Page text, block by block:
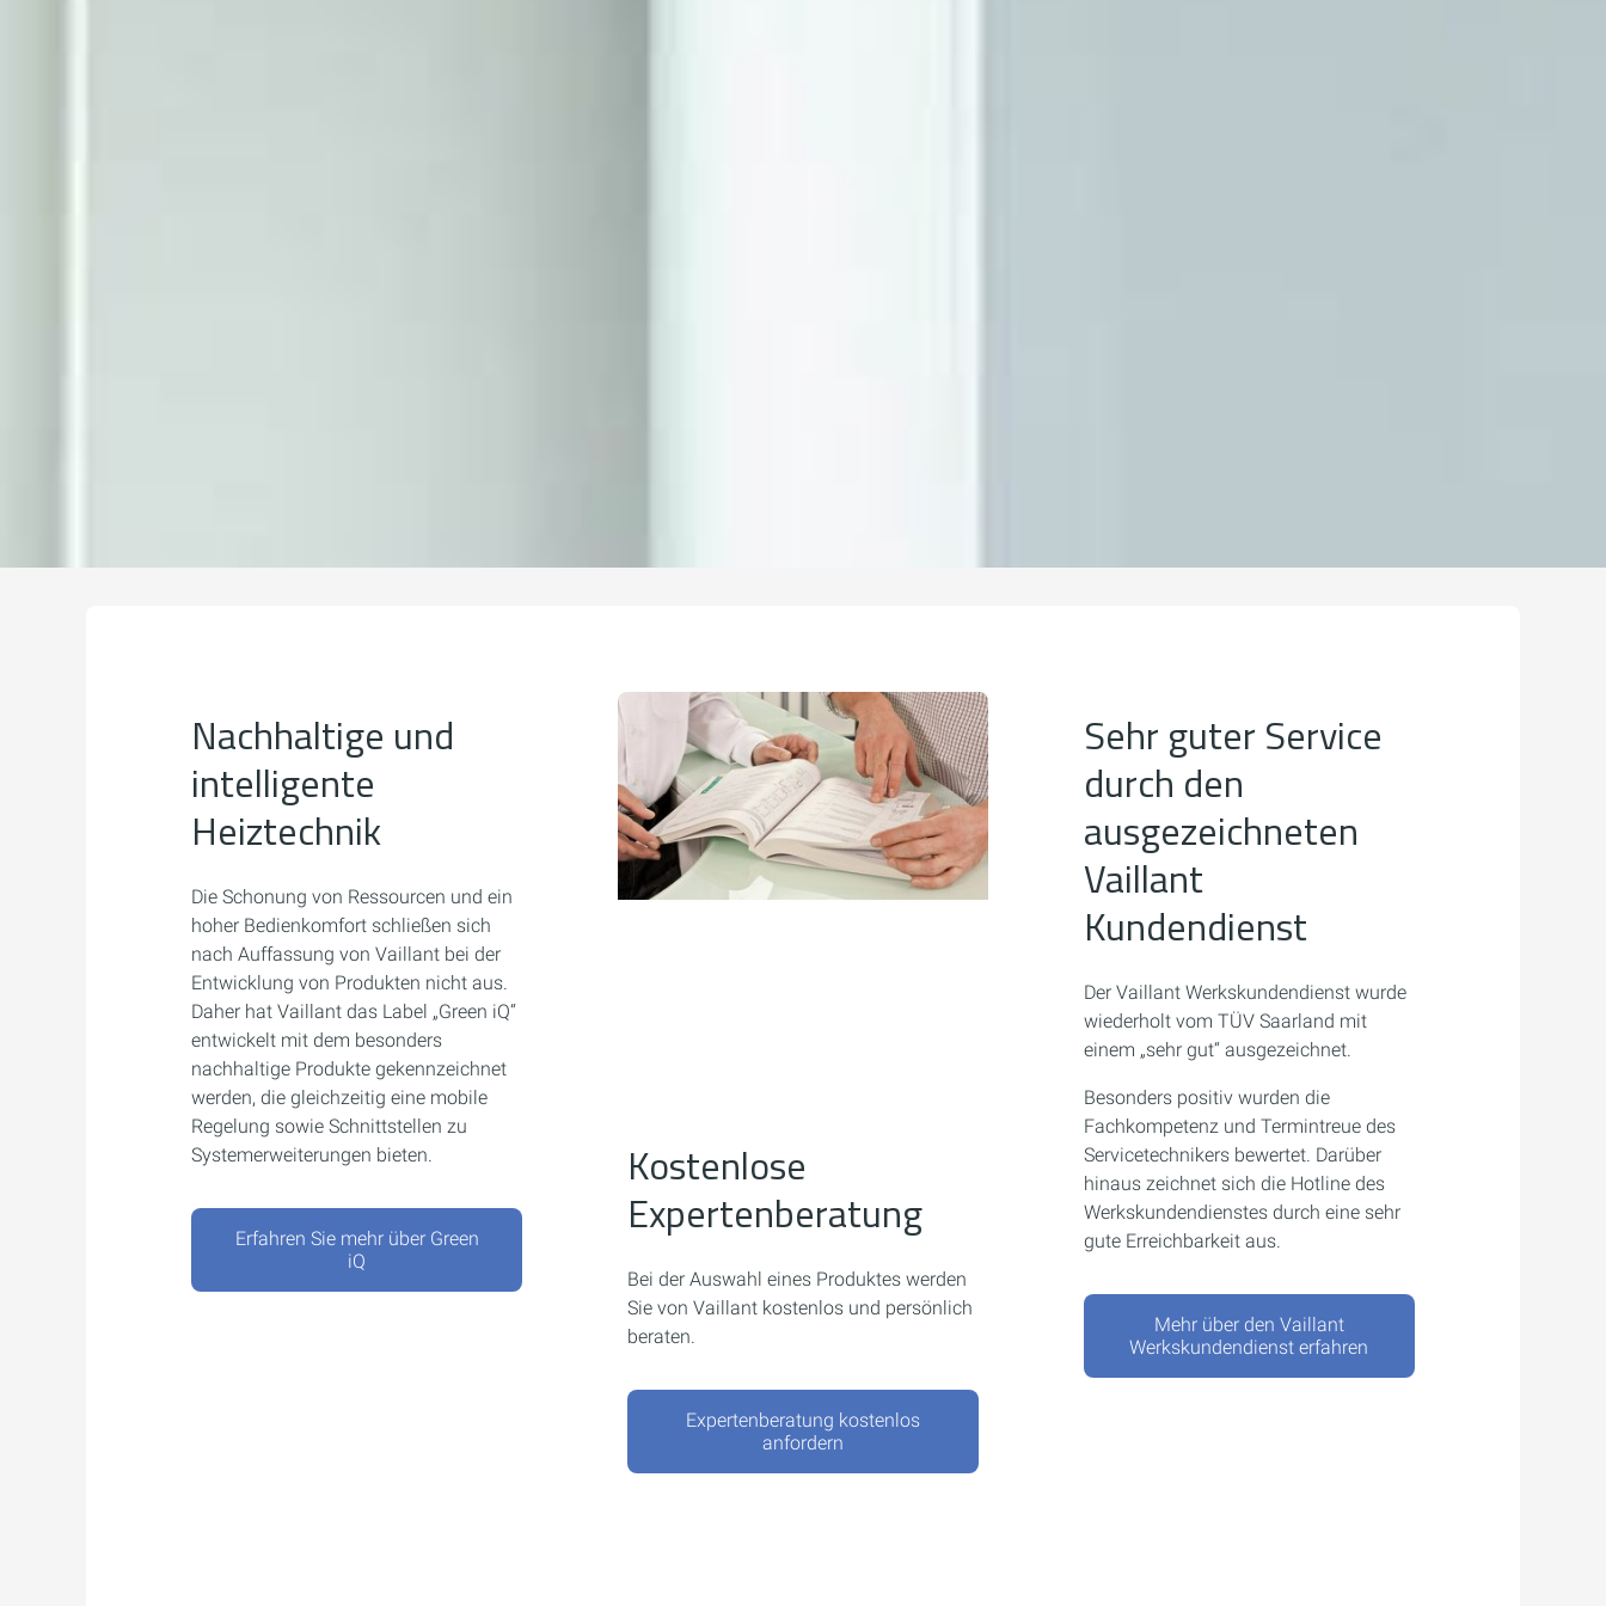
Nachhaltige und
intelligente
Heiztechnik
Die Schonung von Ressourcen und ein
hoher Bedienkomfort schließen sich
nach Auffassung von Vaillant bei der
Entwicklung von Produkten nicht aus.
Daher hat Vaillant das Label „Green iQ“
entwickelt mit dem besonders
nachhaltige Produkte gekennzeichnet
werden, die gleichzeitig eine mobile
Regelung sowie Schnittstellen zu
Systemerweiterungen bieten.
Erfahren Sie mehr über Green
iQ
Kostenlose
Expertenberatung
Bei der Auswahl eines Produktes werden
Sie von Vaillant kostenlos und persönlich
beraten.
Expertenberatung kostenlos
anfordern
Sehr guter Service
durch den
ausgezeichneten
Vaillant
Kundendienst
Der Vaillant Werkskundendienst wurde
wiederholt vom TÜV Saarland mit
einem „sehr gut“ ausgezeichnet.
Besonders positiv wurden die
Fachkompetenz und Termintreue des
Servicetechnikers bewertet. Darüber
hinaus zeichnet sich die Hotline des
Werkskundendienstes durch eine sehr
gute Erreichbarkeit aus.
Mehr über den Vaillant
Werkskundendienst erfahren